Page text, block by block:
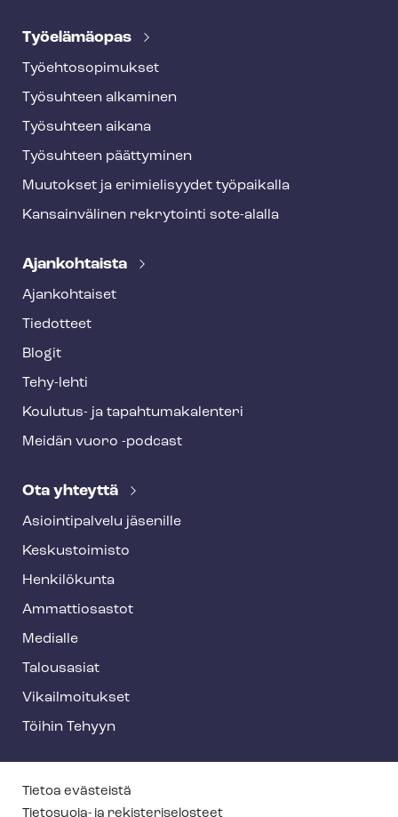
Työelämäopas
Työ­eh­to­so­pi­muk­set
Työsuhteen alkaminen
Työsuhteen aikana
Työsuhteen päättyminen
Muutokset ja erimielisyydet työpaikalla
Kansainvälinen rekrytointi sote-alalla
Ajankohtaista
Ajankohtaiset
Tiedotteet
Blogit
Tehy-lehti
Koulutus- ja ta­pah­tu­ma­ka­len­te­ri
Meidän vuoro -podcast
Ota yhteyttä
Asioin­ti­pal­ve­lu jäsenille
Keskustoimisto
Henkilökunta
Ammattiosastot
Medialle
Talousasiat
Vi­kail­moi­tuk­set
Töihin Tehyyn
T
Tietoa evästeistä
Tietosuoja- ja re­kis­te­ri­se­los­teet